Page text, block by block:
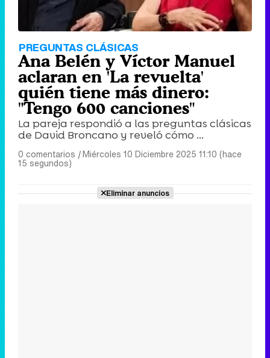
PREGUNTAS CLÁSICAS
Ana Belén y Víctor Manuel
aclaran en 'La revuelta'
quién tiene más dinero:
"Tengo 600 canciones"
La pareja respondió a las preguntas clásicas
de David Broncano y reveló cómo ...
0 comentarios |Miércoles 10 Diciembre 2025 11:10 (hace
15 segundos)
Eliminar anuncios